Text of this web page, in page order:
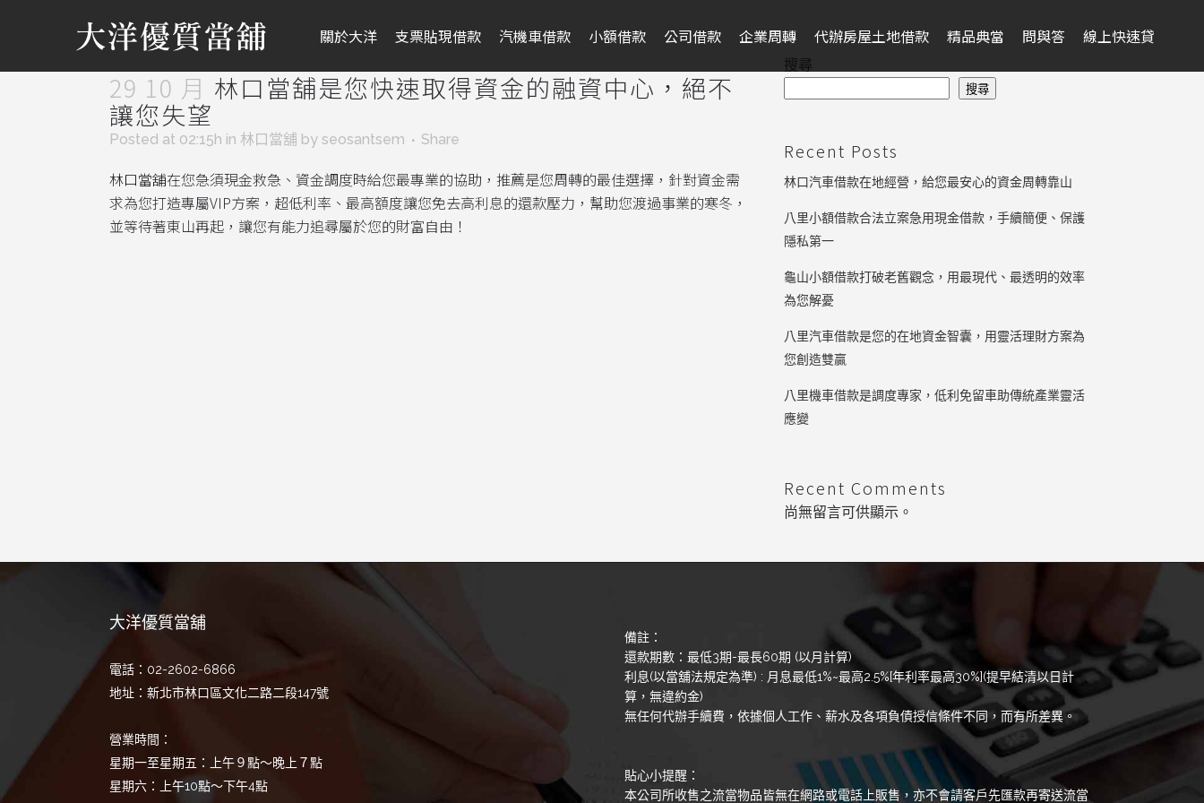
關於大洋 支票貼現借款 汽機車借款 小額借款 公司借款 企業周轉 代辦房屋土地借款 精品典當 問與答 線上快速貸
29 10 月 林口當舖是您快速取得資金的融資中心，絕不
讓您失望
Posted at 02:15h in 林口當舖 by seosantsem Share
林口當舖在您急須現金救急、資金調度時給您最專業的協助，推薦是您周轉的最佳選擇，針對資金需
求為您打造專屬VIP方案，超低利率、最高額度讓您免去高利息的還款壓力，幫助您渡過事業的寒冬，
並等待著東山再起，讓您有能力追尋屬於您的財富自由！
搜尋
搜尋
Recent Posts
林口汽車借款在地經營，給您最安心的資金周轉靠山
八里小額借款合法立案急用現金借款，手續簡便、保護
隱私第一
龜山小額借款打破老舊觀念，用最現代、最透明的效率
為您解憂
八里汽車借款是您的在地資金智囊，用靈活理財方案為
您創造雙贏
八里機車借款是調度專家，低利免留車助傳統產業靈活
應變
Recent Comments
尚無留言可供顯示。
大洋優質當舖
電話：02-2602-6866
地址：新北市林口區文化二路二段147號
營業時間：
星期一至星期五：上午９點～晚上７點
星期六：上午10點～下午4點
備註：
還款期數：最低3期-最長60期 (以月計算)
利息(以當舖法規定為準) : 月息最低1%~最高2.5%[年利率最高30%](提早結清以日計
算，無違約金)
無任何代辦手續費，依據個人工作、薪水及各項負債授信條件不同，而有所差異。
貼心小提醒：
本公司所收售之流當物品皆無在網路或電話上販售，亦不會請客戶先匯款再寄送流當